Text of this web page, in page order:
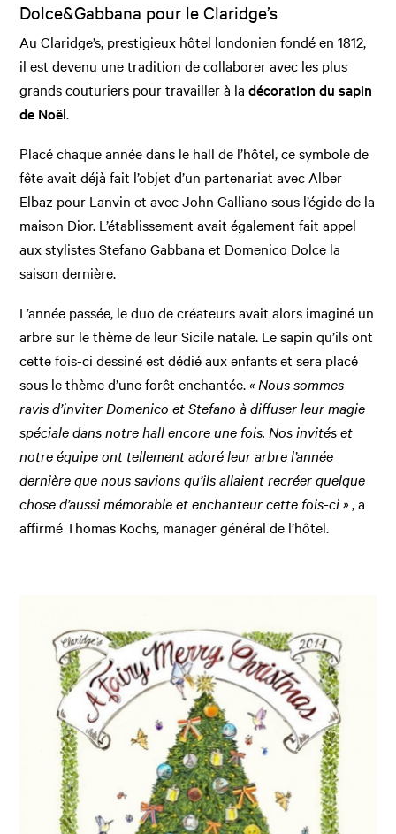
Dolce&Gabbana pour le Claridge’s
Au Claridge’s, prestigieux hôtel londonien fondé en 1812,
il est devenu une tradition de collaborer avec les plus
grands couturiers pour travailler à ladécoration du sapin
de Noël.
Placé chaque année dans le hall de l’hôtel, ce symbole de
fête avait déjà fait l’objet d’un partenariat avec Alber
Elbaz pour Lanvin et avec John Galliano sous l’égide de la
maison Dior. L’établissement avait également fait appel
aux stylistes Stefano Gabbana et Domenico Dolce la
saison dernière.
L’année passée, le duo de créateurs avait alors imaginé un
arbre sur le thème de leur Sicile natale. Le sapin qu’ils ont
cette fois-ci dessiné est dédié aux enfants et sera placé
sous le thème d’une forêt enchantée.« Nous sommes
ravis d’inviter Domenico et Stefano à diffuser leur magie
spéciale dans notre hall encore une fois. Nos invités et
notre équipe ont tellement adoré leur arbre l’année
dernière que nous savions qu’ils allaient recréer quelque
chose d’aussi mémorable et enchanteur cette fois-ci », a
affirmé Thomas Kochs, manager général de l’hôtel.